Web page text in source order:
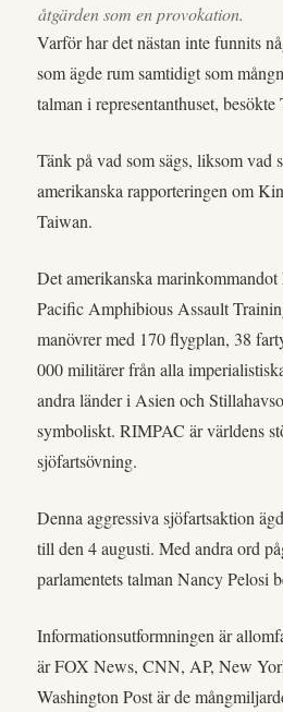
åtgärden som en provokation.
Varför har det nästan inte funnits
som ägde rum samtidigt som
talman i representanthuset, besökte
Tänk på vad som sägs, liksom vad
amerikanska rapporteringen om
Taiwan.
Det amerikanska
Pacific Amphibious Assault
manövrer med 170 flygplan, 38
000 militärer från alla
andra länder i Asien och
symboliskt. RIMPAC är världens
sjöfartsövning.
Denna aggressiva sjöfartsaktion
till den 4 augusti. Med andra ord
parlamentets talman Nancy Pelosi
Informationsutformningen är
är FOX News, CNN, AP, New
Washington Post är de